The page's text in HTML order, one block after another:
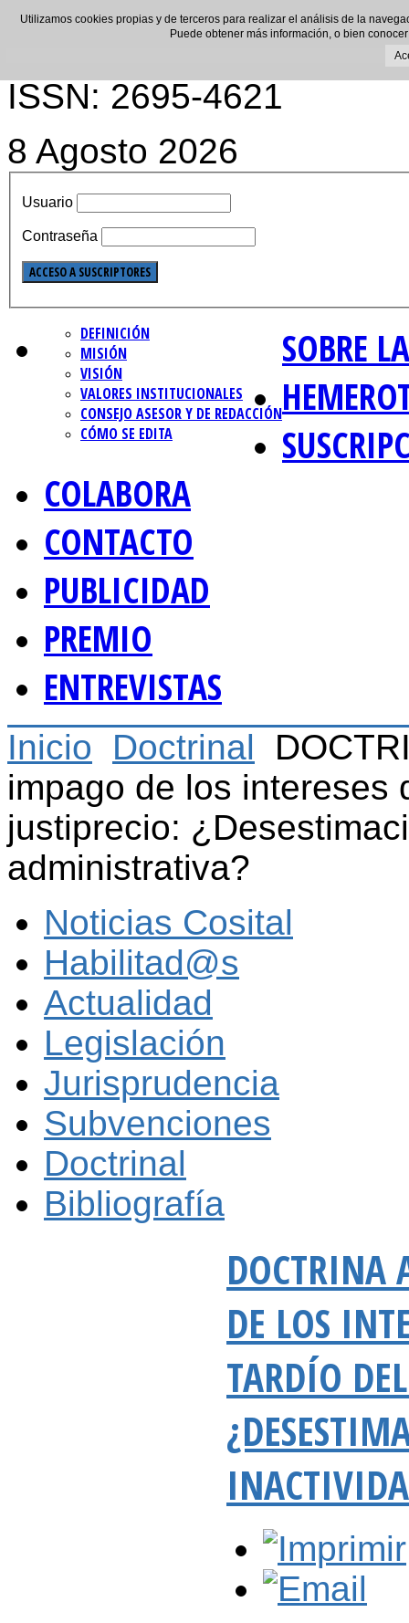
ISSN: 2695-4621
8 Agosto 2026
Usuario
Contraseña
SOBRE
DEFINICIÓN
MISIÓN
VISIÓN
VALORES INSTITUCIONALES
CONSEJO ASESOR Y DE REDACCIÓN
CÓMO SE EDITA
COLABORA
CONTACTO
PUBLICIDAD
PREMIO
ENTREVISTAS
Inicio Doctrinal
impago de los intereses
justiprecio:
administrativa?
Noticias Cosital
Habilitad@s
Actualidad
Legislación
Jurisprudencia
Subvenciones
Doctrinal
Bibliografía
DOCTRINA
DE LOS
TARDÍO
Utilizamos cookies propias y de terceros para realizar el análisis de la
Puede obtener más información, o bien